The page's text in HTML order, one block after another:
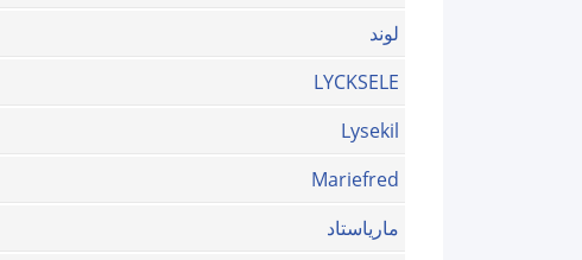
لوند
LYCKSELE
Lysekil
Mariefred
مارياستاد